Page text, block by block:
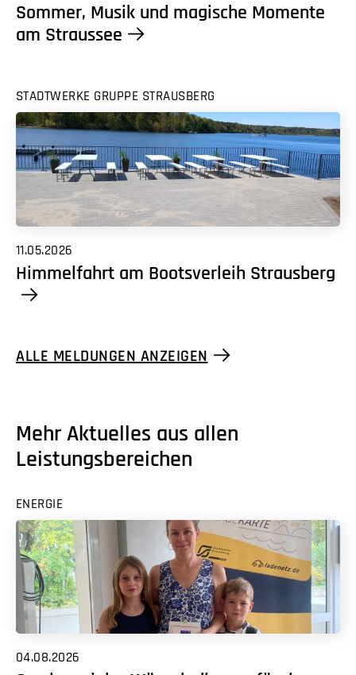
Sommer, Musik und magische Momente
am Straussee
STADTWERKE GRUPPE STRAUSBERG
11.05.2026
Himmelfahrt am Bootsverleih Strausberg
ALLE MELDUNGEN ANZEIGEN
Mehr Aktuelles aus allen
Leistungsbereichen
ENERGIE
04.08.2026